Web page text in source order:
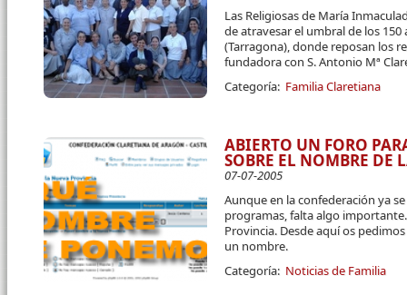
Las Religiosas de María
de atravesar el umbral de los 150
(Tarragona), donde reposan los
fundadora con S. Antonio Mª
Categoría: Familia Claretiana
ABIERTO UN FORO
SOBRE EL NOMBRE DE
07-07-2005
Aunque en la confederación ya
programas, falta algo
Provincia. Desde aquí os
un nombre.
Categoría: Noticias de Familia